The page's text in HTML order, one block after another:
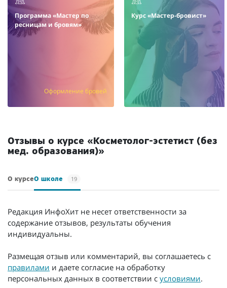
Программа «Мастер по
ресницам и бровям»
Оформление бровей
Курс «Мастер-бровист»
Отзывы о курсе «Косметолог-эстетист (без
мед. образования)»
О курсеО школе 19
Редакция ИнфоХит не несет ответственности за
содержание отзывов, результаты обучения
индивидуальны.
Размещая отзыв или комментарий, вы соглашаетесь с
правилами и даете согласие на обработку
персональных данных в соответствии с условиями.